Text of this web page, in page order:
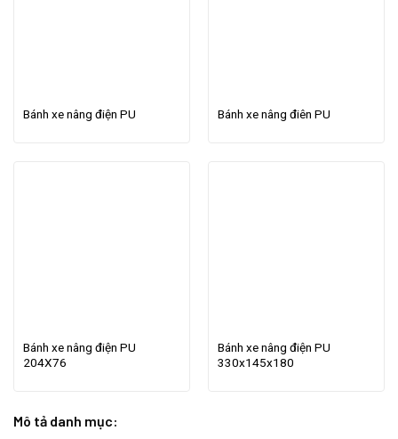
Bánh xe nâng điện PU Bánh xe nâng điên PU
Bánh xe nâng điện PU
204X76
Bánh xe nâng điện PU
330x145x180
Mô tả danh mục: